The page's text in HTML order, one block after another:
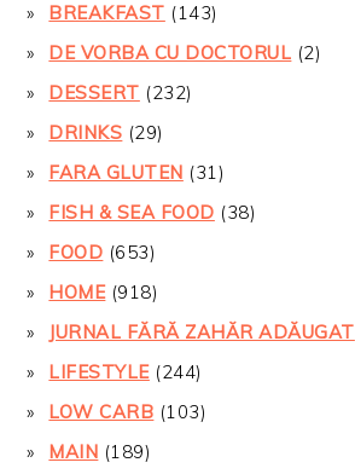
BREAKFAST (143)
DE VORBA CU DOCTORUL (2)
DESSERT (232)
DRINKS (29)
FARA GLUTEN (31)
FISH & SEA FOOD (38)
FOOD (653)
HOME(918)
JURNAL FĂRĂ ZAHĂR ADĂUGAT
LIFESTYLE(244)
LOW CARB (103)
MAIN (189)